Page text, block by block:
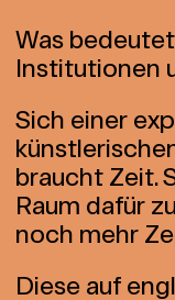
Was
Institutionen
Sich einer
braucht Zeit.
Raum dafür
noch mehr
Diese auf